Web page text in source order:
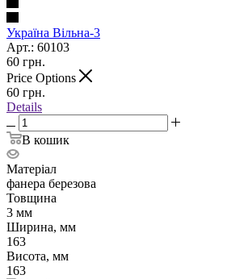
Україна Вільна-3
Арт.: 60103
60 грн.
Price Options
60 грн.
Details
В кошик
Матеріал
фанера березова
Товщина
3 мм
Ширина, мм
163
Висота, мм
163